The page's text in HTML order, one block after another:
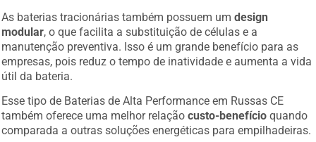
As baterias tracionárias também possuem umdesign
modular, o que facilita a substituição de células e a
manutenção preventiva. Isso é um grande benefício para as
empresas, pois reduz o tempo de inatividade e aumenta a vida
útil da bateria.
Esse tipo de Baterias de Alta Performance em Russas CE
também oferece uma melhor relaçãocusto-benefício quando
comparada a outras soluções energéticas para empilhadeiras.